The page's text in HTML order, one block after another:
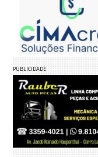
PUBLICIDADE